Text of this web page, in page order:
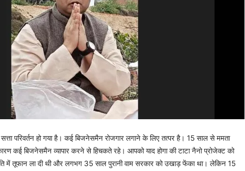
परिवर्तन हो गया है। कई बिजनेसमैन रोजगार लगाने के लिए तत्पर है। 15 साल से ममता
कई बिजनेसमैन व्यापार करने से हिचकते रहे। आपको याद होगा की टाटा नैनो प्रोजेक्ट को
में तूफान ला दी थी और लगभग 35 साल पुरानी वाम सरकार को उखाड़ फेंका था। लेकिन 15